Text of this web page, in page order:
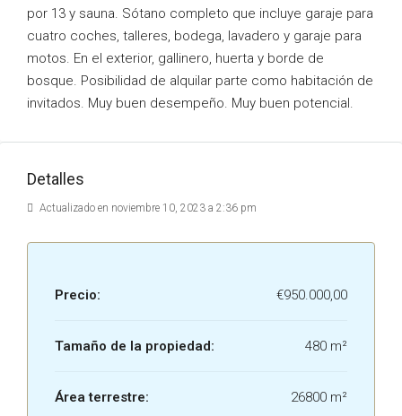
por 13 y sauna. Sótano completo que incluye garaje para
cuatro coches, talleres, bodega, lavadero y garaje para
motos. En el exterior, gallinero, huerta y borde de
bosque. Posibilidad de alquilar parte como habitación de
invitados. Muy buen desempeño. Muy buen potencial.
Detalles
Actualizado en noviembre 10, 2023 a 2:36 pm
Precio: €950.000,00
Tamaño de la propiedad: 480 m²
Área terrestre: 26800 m²